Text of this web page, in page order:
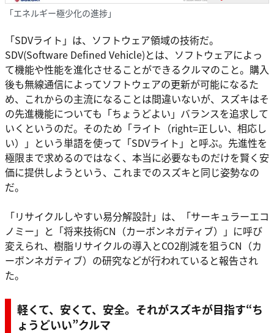
「エネルギー極少化の進捗」
「SDVライト」は、ソフトウェア領域の技術だ。
SDV(Software Defined Vehicle)とは、ソフトウェアによっ
て機能や性能を進化させることができるクルマのこと。購入
後も無線通信によってソフトウェアの更新が可能になるた
め、これからの主流になることは間違いないが、スズキはそ
の先進機能についても「ちょうどよい」バランスを追求して
いくというのだ。そのため「ライト（right=正しい、相応し
い）」という単語を使って「SDVライト」と呼ぶ。先進性を
極限まで求めるのではなく、本当に必要なものだけを賢く安
価に提供しようという、これまでのスズキと同じ姿勢なの
だ。
「リサイクルしやすい易分解設計」は、「サーキュラーエコ
ノミー」と「将来技術CN（カーボンネガティブ）」に呼び
変えられ、樹脂リサイクルの導入とCO2削減を狙うCN（カ
ーボンネガティブ）の研究などが行われていると報告され
た。
軽くて、安くて、安全。それがスズキが目指す“ち
ょうどいい”クルマ